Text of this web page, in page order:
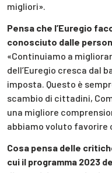
migliori».
Pensa che l’Euregio
conosciuto dalle
«Continuiamo a
dell’Euregio cresca dal
imposta. Questo è
scambio di cittadini,
una migliore
abbiamo voluto favorire
Cosa pensa delle
cui il programma 2023